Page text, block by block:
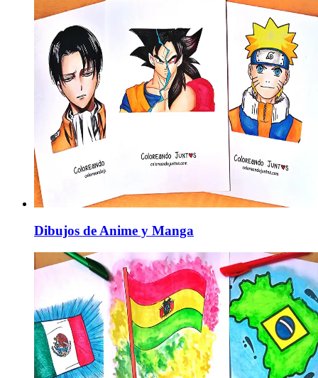
Dibujos de Anime y Manga